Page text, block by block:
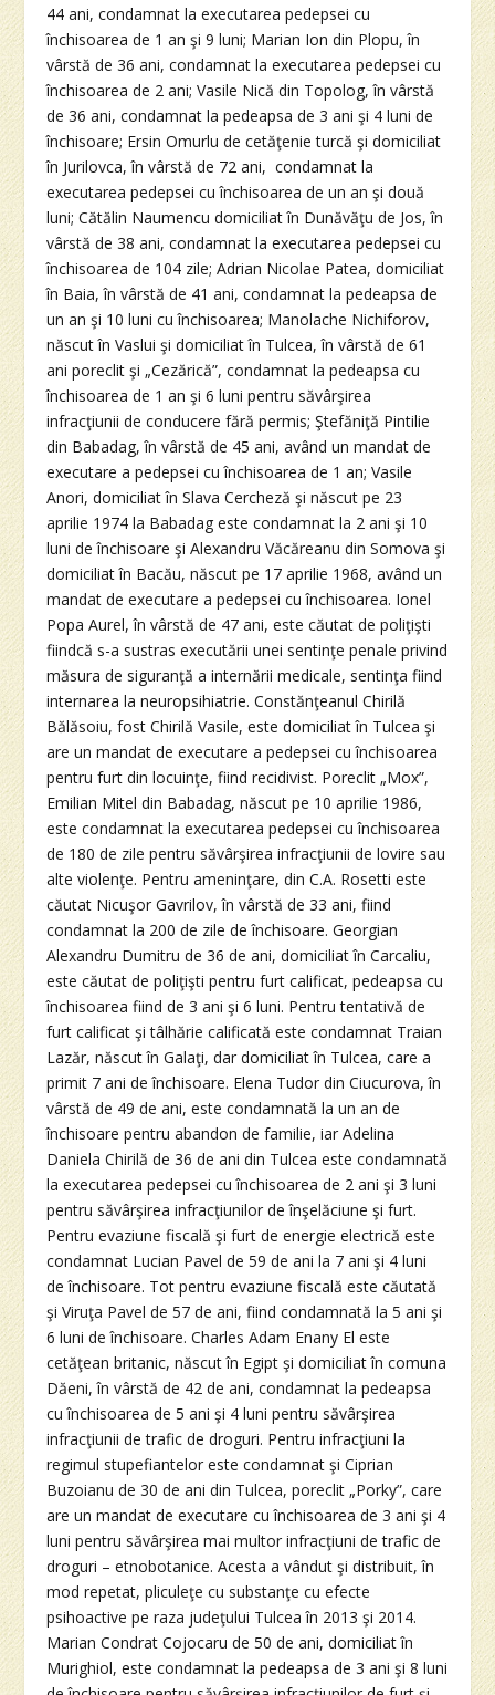
44 ani, condamnat la executarea pedepsei cu
închisoarea de 1 an şi 9 luni; Marian Ion din Plopu, în
vârstă de 36 ani, condamnat la executarea pedepsei cu
închisoarea de 2 ani; Vasile Nică din Topolog, în vârstă
de 36 ani, condamnat la pedeapsa de 3 ani şi 4 luni de
închisoare; Ersin Omurlu de cetăţenie turcă şi domiciliat
în Jurilovca, în vârstă de 72 ani, condamnat la
executarea pedepsei cu închisoarea de un an şi două
luni; Cătălin Naumencu domiciliat în Dunăvăţu de Jos, în
vârstă de 38 ani, condamnat la executarea pedepsei cu
închisoarea de 104 zile; Adrian Nicolae Patea, domiciliat
în Baia, în vârstă de 41 ani, condamnat la pedeapsa de
un an şi 10 luni cu închisoarea; Manolache Nichiforov,
născut în Vaslui şi domiciliat în Tulcea, în vârstă de 61
ani poreclit şi „Cezărică”, condamnat la pedeapsa cu
închisoarea de 1 an şi 6 luni pentru săvârşirea
infracţiunii de conducere fără permis; Ştefăniţă Pintilie
din Babadag, în vârstă de 45 ani, având un mandat de
executare a pedepsei cu închisoarea de 1 an; Vasile
Anori, domiciliat în Slava Cercheză şi născut pe 23
aprilie 1974 la Babadag este condamnat la 2 ani şi 10
luni de închisoare şi Alexandru Văcăreanu din Somova şi
domiciliat în Bacău, născut pe 17 aprilie 1968, având un
mandat de executare a pedepsei cu închisoarea. Ionel
Popa Aurel, în vârstă de 47 ani, este căutat de poliţişti
fiindcă s-a sustras executării unei sentinţe penale privind
măsura de siguranţă a internării medicale, sentinţa fiind
internarea la neuropsihiatrie. Constănţeanul Chirilă
Bălăsoiu, fost Chirilă Vasile, este domiciliat în Tulcea şi
are un mandat de executare a pedepsei cu închisoarea
pentru furt din locuinţe, fiind recidivist. Poreclit „Mox”,
Emilian Mitel din Babadag, născut pe 10 aprilie 1986,
este condamnat la executarea pedepsei cu închisoarea
de 180 de zile pentru săvârşirea infracţiunii de lovire sau
alte violenţe. Pentru ameninţare, din C.A. Rosetti este
căutat Nicuşor Gavrilov, în vârstă de 33 ani, fiind
condamnat la 200 de zile de închisoare. Georgian
Alexandru Dumitru de 36 de ani, domiciliat în Carcaliu,
este căutat de poliţişti pentru furt calificat, pedeapsa cu
închisoarea fiind de 3 ani şi 6 luni. Pentru tentativă de
furt calificat şi tâlhărie calificată este condamnat Traian
Lazăr, născut în Galaţi, dar domiciliat în Tulcea, care a
primit 7 ani de închisoare. Elena Tudor din Ciucurova, în
vârstă de 49 de ani, este condamnată la un an de
închisoare pentru abandon de familie, iar Adelina
Daniela Chirilă de 36 de ani din Tulcea este condamnată
la executarea pedepsei cu închisoarea de 2 ani şi 3 luni
pentru săvârşirea infracţiunilor de înşelăciune şi furt.
Pentru evaziune fiscală şi furt de energie electrică este
condamnat Lucian Pavel de 59 de ani la 7 ani şi 4 luni
de închisoare. Tot pentru evaziune fiscală este căutată
şi Viruţa Pavel de 57 de ani, fiind condamnată la 5 ani şi
6 luni de închisoare. Charles Adam Enany El este
cetăţean britanic, născut în Egipt şi domiciliat în comuna
Dăeni, în vârstă de 42 de ani, condamnat la pedeapsa
cu închisoarea de 5 ani şi 4 luni pentru săvârşirea
infracţiunii de trafic de droguri. Pentru infracţiuni la
regimul stupefiantelor este condamnat şi Ciprian
Buzoianu de 30 de ani din Tulcea, poreclit „Porky”, care
are un mandat de executare cu închisoarea de 3 ani şi 4
luni pentru săvârşirea mai multor infracţiuni de trafic de
droguri – etnobotanice. Acesta a vândut şi distribuit, în
mod repetat, pliculeţe cu substanţe cu efecte
psihoactive pe raza judeţului Tulcea în 2013 şi 2014.
Marian Condrat Cojocaru de 50 de ani, domiciliat în
Murighiol, este condamnat la pedeapsa de 3 ani şi 8 luni